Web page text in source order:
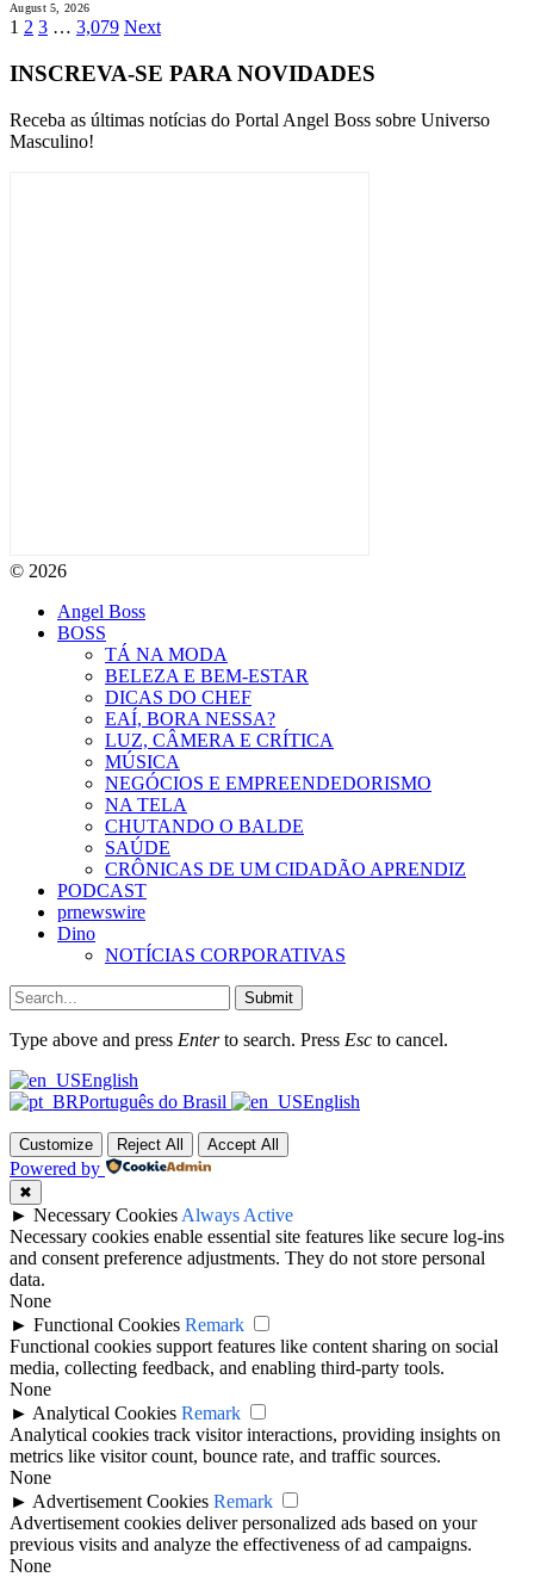
August 5, 2026
1 2 3 … 3,079 Next
INSCREVA-SE PARA NOVIDADES
Receba as últimas notícias do Portal Angel Boss sobre Universo
Masculino!
© 2026
Angel Boss
BOSS
TÁ NA MODA
BELEZA E BEM-ESTAR
DICAS DO CHEF
EAÍ, BORA NESSA?
LUZ, CÂMERA E CRÍTICA
MÚSICA
NEGÓCIOS E EMPREENDEDORISMO
NA TELA
CHUTANDO O BALDE
SAÚDE
CRÔNICAS DE UM CIDADÃO APRENDIZ
PODCAST
prnewswire
Dino
NOTÍCIAS CORPORATIVAS
Submit
Type above and press Enterto search. Press Esc to cancel.
English
Português do Brasil
English
Customize Reject All Accept All
Powered by
✖
► Necessary Cookies Always Active
Necessary cookies enable essential site features like secure log-ins
and consent preference adjustments. They do not store personal
data.
None
► Functional Cookies Remark
Functional cookies support features like content sharing on social
media, collecting feedback, and enabling third-party tools.
None
► Analytical Cookies Remark
Analytical cookies track visitor interactions, providing insights on
metrics like visitor count, bounce rate, and traffic sources.
None
► Advertisement Cookies Remark
Advertisement cookies deliver personalized ads based on your
previous visits and analyze the effectiveness of ad campaigns.
None